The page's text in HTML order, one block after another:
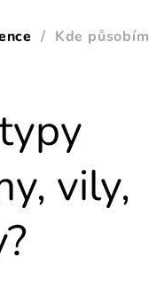
Kde působím
vily,